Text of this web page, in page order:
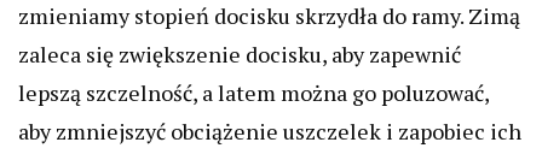
zmieniamy stopień docisku skrzydła do ramy. Zimą
zaleca się zwiększenie docisku, aby zapewnić
lepszą szczelność, a latem można go poluzować,
aby zmniejszyć obciążenie uszczelek i zapobiec ich